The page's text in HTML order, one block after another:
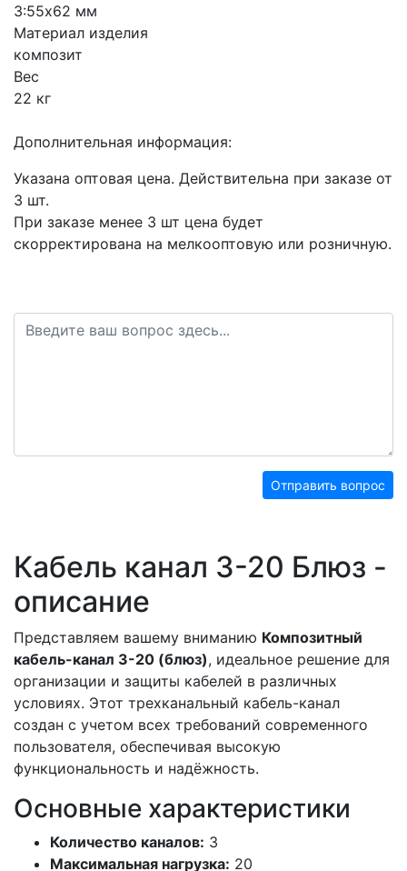
3:55х62 мм
Материал изделия
композит
Вес
22 кг
Дополнительная информация:
Указана оптовая цена. Действительна при заказе от
3 шт.
При заказе менее 3 шт цена будет
скорректирована на мелкооптовую или розничную.
Отправить вопрос
Кабель канал 3-20 Блюз -
описание
Представляем вашему вниманию Композитный
кабель-канал 3-20 (блюз), идеальное решение для
организации и защиты кабелей в различных
условиях. Этот трехканальный кабель-канал
создан с учетом всех требований современного
пользователя, обеспечивая высокую
функциональность и надёжность.
Основные характеристики
Количество каналов: 3
Максимальная нагрузка: 20